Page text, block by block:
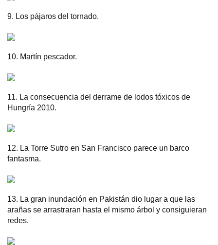
9. Los pájaros del tornado.
10. Martín pescador.
11. La consecuencia del derrame de lodos tóxicos de
Hungría 2010.
12. La Torre Sutro en San Francisco parece un barco
fantasma.
13. La gran inundación en Pakistán dio lugar a que las
arañas se arrastraran hasta el mismo árbol y consiguieran
redes.